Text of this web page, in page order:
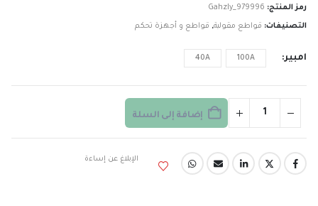
رمز المنتج: Gahzly_979996
التصنيفات: قواطع مقولبة, قواطع و أجهزة تحكم
امبير 100A
40A
إضافة إلى السلة
الإبلاغ عن إساءة